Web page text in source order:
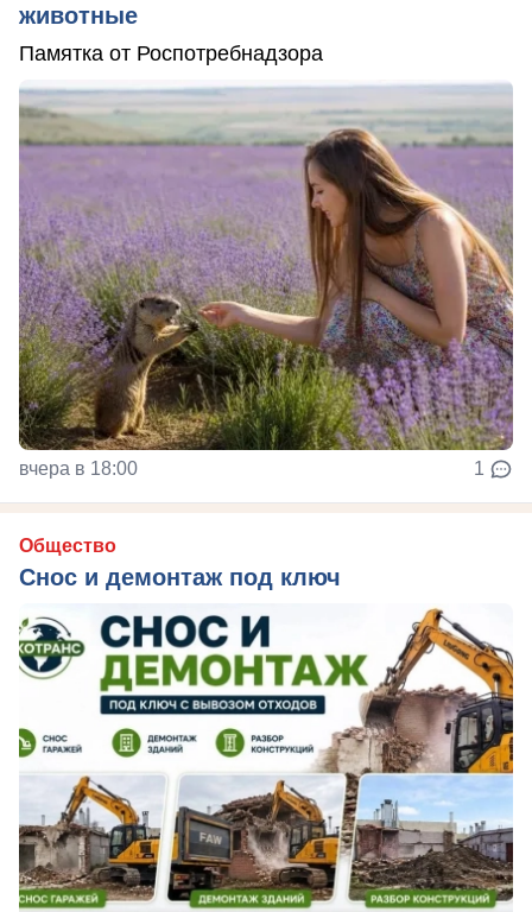
животные
Памятка от Роспотребнадзора
вчера в 18:00 1
Общество
Снос и демонтаж под ключ